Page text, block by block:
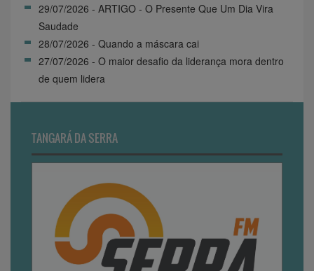
29/07/2026 - ARTIGO - O Presente Que Um Dia Vira
Saudade
28/07/2026 - Quando a máscara cai
27/07/2026 - O maior desafio da liderança mora dentro
de quem lidera
TANGARÁ DA SERRA